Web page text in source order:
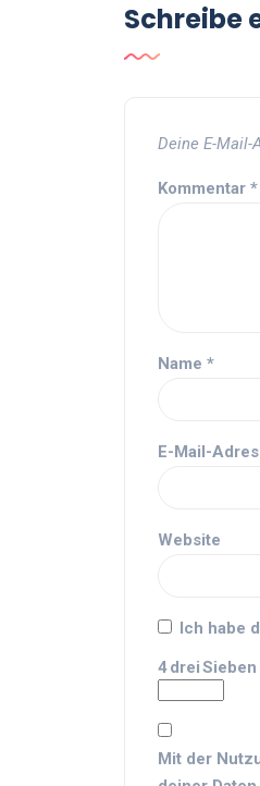
Schreibe
Deine E-
Kommentar *
Name *
E-Mail-
Website
Ich habe
4dreiSieben
Mit der